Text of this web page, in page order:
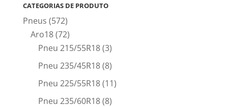
CATEGORIAS DE PRODUTO
Pneus (572)
Aro18(72)
Pneu 215/55R18(3)
Pneu 235/45R18(8)
Pneu 225/55R18(11)
Pneu 235/60R18(8)